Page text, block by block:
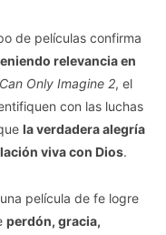
de películas confirma
relevancia en
Only Imagine 2, el
con las luchas
la verdadera alegría
viva con Dios.
película de fe logre
perdón, gracia,